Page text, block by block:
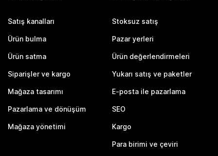
Satış kanalları
Ürün bulma
Ürün satma
Siparişler ve kargo
Mağaza tasarımı
Pazarlama ve dönüşüm
Mağaza yönetimi
Stoksuz satış
Pazar yerleri
Ürün değerlendirmeleri
Yukarı satış ve paketler
E-posta ile pazarlama
SEO
Kargo
Para birimi ve çeviri